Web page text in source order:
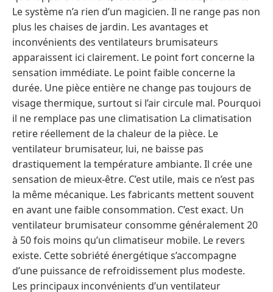
Le système n’a rien d’un magicien. Il ne range pas non
plus les chaises de jardin. Les avantages et
inconvénients des ventilateurs brumisateurs
apparaissent ici clairement. Le point fort concerne la
sensation immédiate. Le point faible concerne la
durée. Une pièce entière ne change pas toujours de
visage thermique, surtout si l’air circule mal. Pourquoi
il ne remplace pas une climatisation La climatisation
retire réellement de la chaleur de la pièce. Le
ventilateur brumisateur, lui, ne baisse pas
drastiquement la température ambiante. Il crée une
sensation de mieux-être. C’est utile, mais ce n’est pas
la même mécanique. Les fabricants mettent souvent
en avant une faible consommation. C’est exact. Un
ventilateur brumisateur consomme généralement 20
à 50 fois moins qu’un climatiseur mobile. Le revers
existe. Cette sobriété énergétique s’accompagne
d’une puissance de refroidissement plus modeste.
Les principaux inconvénients d’un ventilateur